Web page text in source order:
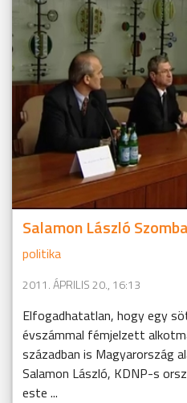
Salamon László
politika
2011. ÁPRILIS 20., 16:13
Elfogadhatatlan, hogy egy
évszámmal fémjelzett
században is Magyarország
Salamon László, KDNP-s
este ...